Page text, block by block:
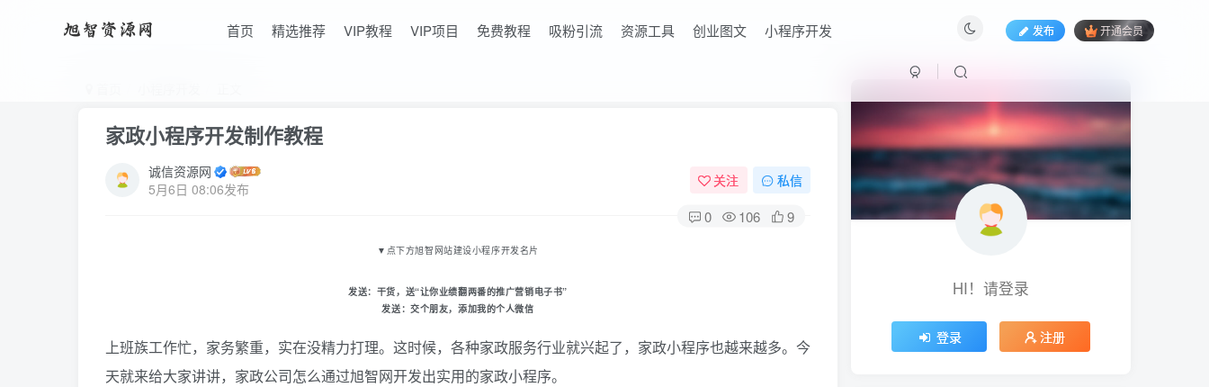
首页 精选推荐 VIP教程 VIP项目 免费教程 吸粉引流 资源工具 创业图文 小程序开发 发布 开通会员
家政小程序开发制作教程
诚信资源网
5月6日 08:06发布
关注 私信
0 106 9
▼ 点下方旭智网站建设小程序开发名片
发送： 干货，送“让你业绩翻两番的推广营销电子书”
发送：交个朋友，添加我的个人微信
上班族工作忙，家务繁重，实在没精力打理。这时候，各种家政服务行业就兴起了，家政小程序也越来越多。今
天就来给大家讲讲，家政公司怎么通过旭智网开发出实用的家政小程序。
HI！请登录
HI！请登录
登录 注册